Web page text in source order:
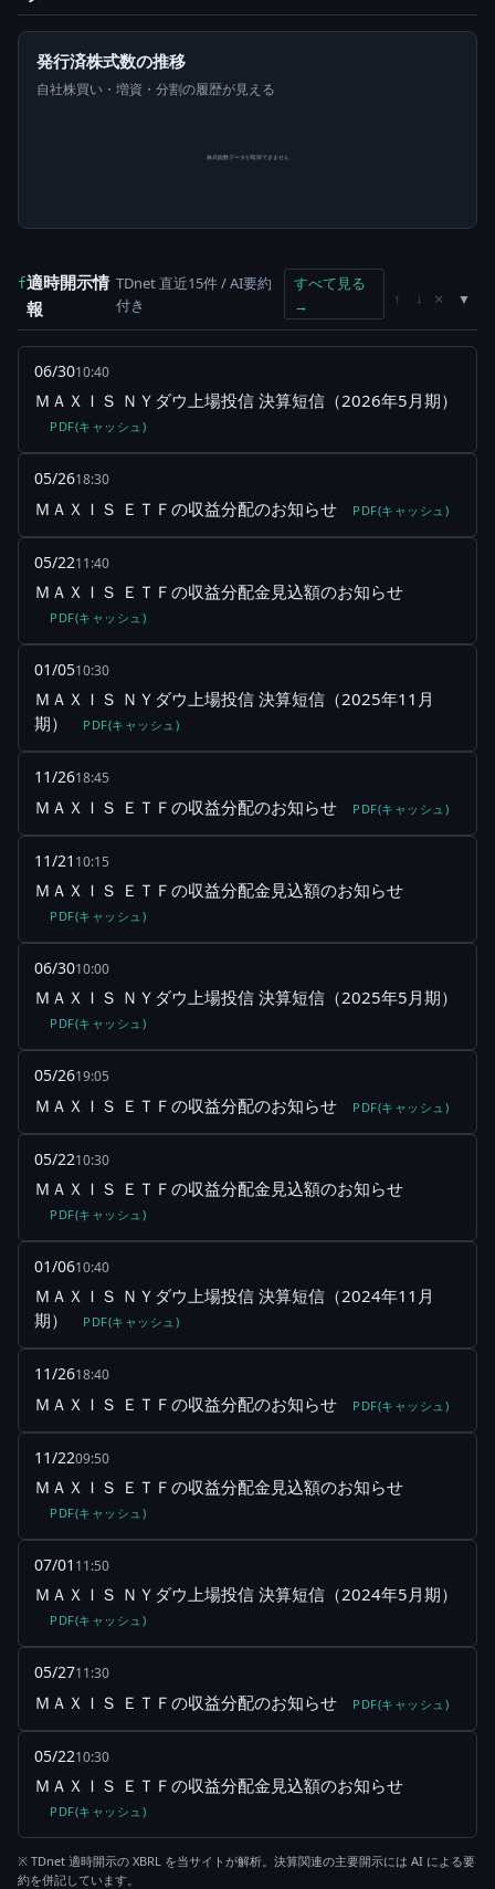
発行済株式数の推移
自社株買い・増資・分割の履歴が見える
株式総数データが取得できません
f適時開示情
報
TDnet 直近15件 / AI要約
付き
すべて見る
→
↑ ↓ ×
06/3010:40
ＭＡＸＩＳ ＮＹダウ上場投信 決算短信（2026年5月期）
PDF(キャッシュ)
05/2618:30
ＭＡＸＩＳ ＥＴＦの収益分配のお知らせ PDF(キャッシュ)
05/2211:40
ＭＡＸＩＳ ＥＴＦの収益分配金見込額のお知らせ
PDF(キャッシュ)
01/0510:30
ＭＡＸＩＳ ＮＹダウ上場投信 決算短信（2025年11月
期）
PDF(キャッシュ)
11/2618:45
ＭＡＸＩＳ ＥＴＦの収益分配のお知らせ PDF(キャッシュ)
11/21 10:15
ＭＡＸＩＳ ＥＴＦの収益分配金見込額のお知らせ
PDF(キャッシュ)
06/3010:00
ＭＡＸＩＳ ＮＹダウ上場投信 決算短信（2025年5月期）
PDF(キャッシュ)
05/2619:05
ＭＡＸＩＳ ＥＴＦの収益分配のお知らせ PDF(キャッシュ)
05/2210:30
ＭＡＸＩＳ ＥＴＦの収益分配金見込額のお知らせ
PDF(キャッシュ)
01/0610:40
ＭＡＸＩＳ ＮＹダウ上場投信 決算短信（2024年11月
期）
PDF(キャッシュ)
11/2618:40
ＭＡＸＩＳ ＥＴＦの収益分配のお知らせ PDF(キャッシュ)
11/2209:50
ＭＡＸＩＳ ＥＴＦの収益分配金見込額のお知らせ
PDF(キャッシュ)
07/01 11:50
ＭＡＸＩＳ ＮＹダウ上場投信 決算短信（2024年5月期）
PDF(キャッシュ)
05/2711:30
ＭＡＸＩＳ ＥＴＦの収益分配のお知らせ PDF(キャッシュ)
05/2210:30
ＭＡＸＩＳ ＥＴＦの収益分配金見込額のお知らせ
PDF(キャッシュ)
※ TDnet 適時開示の XBRL を当サイトが解析。決算関連の主要開示には AI による要
約を併記しています。